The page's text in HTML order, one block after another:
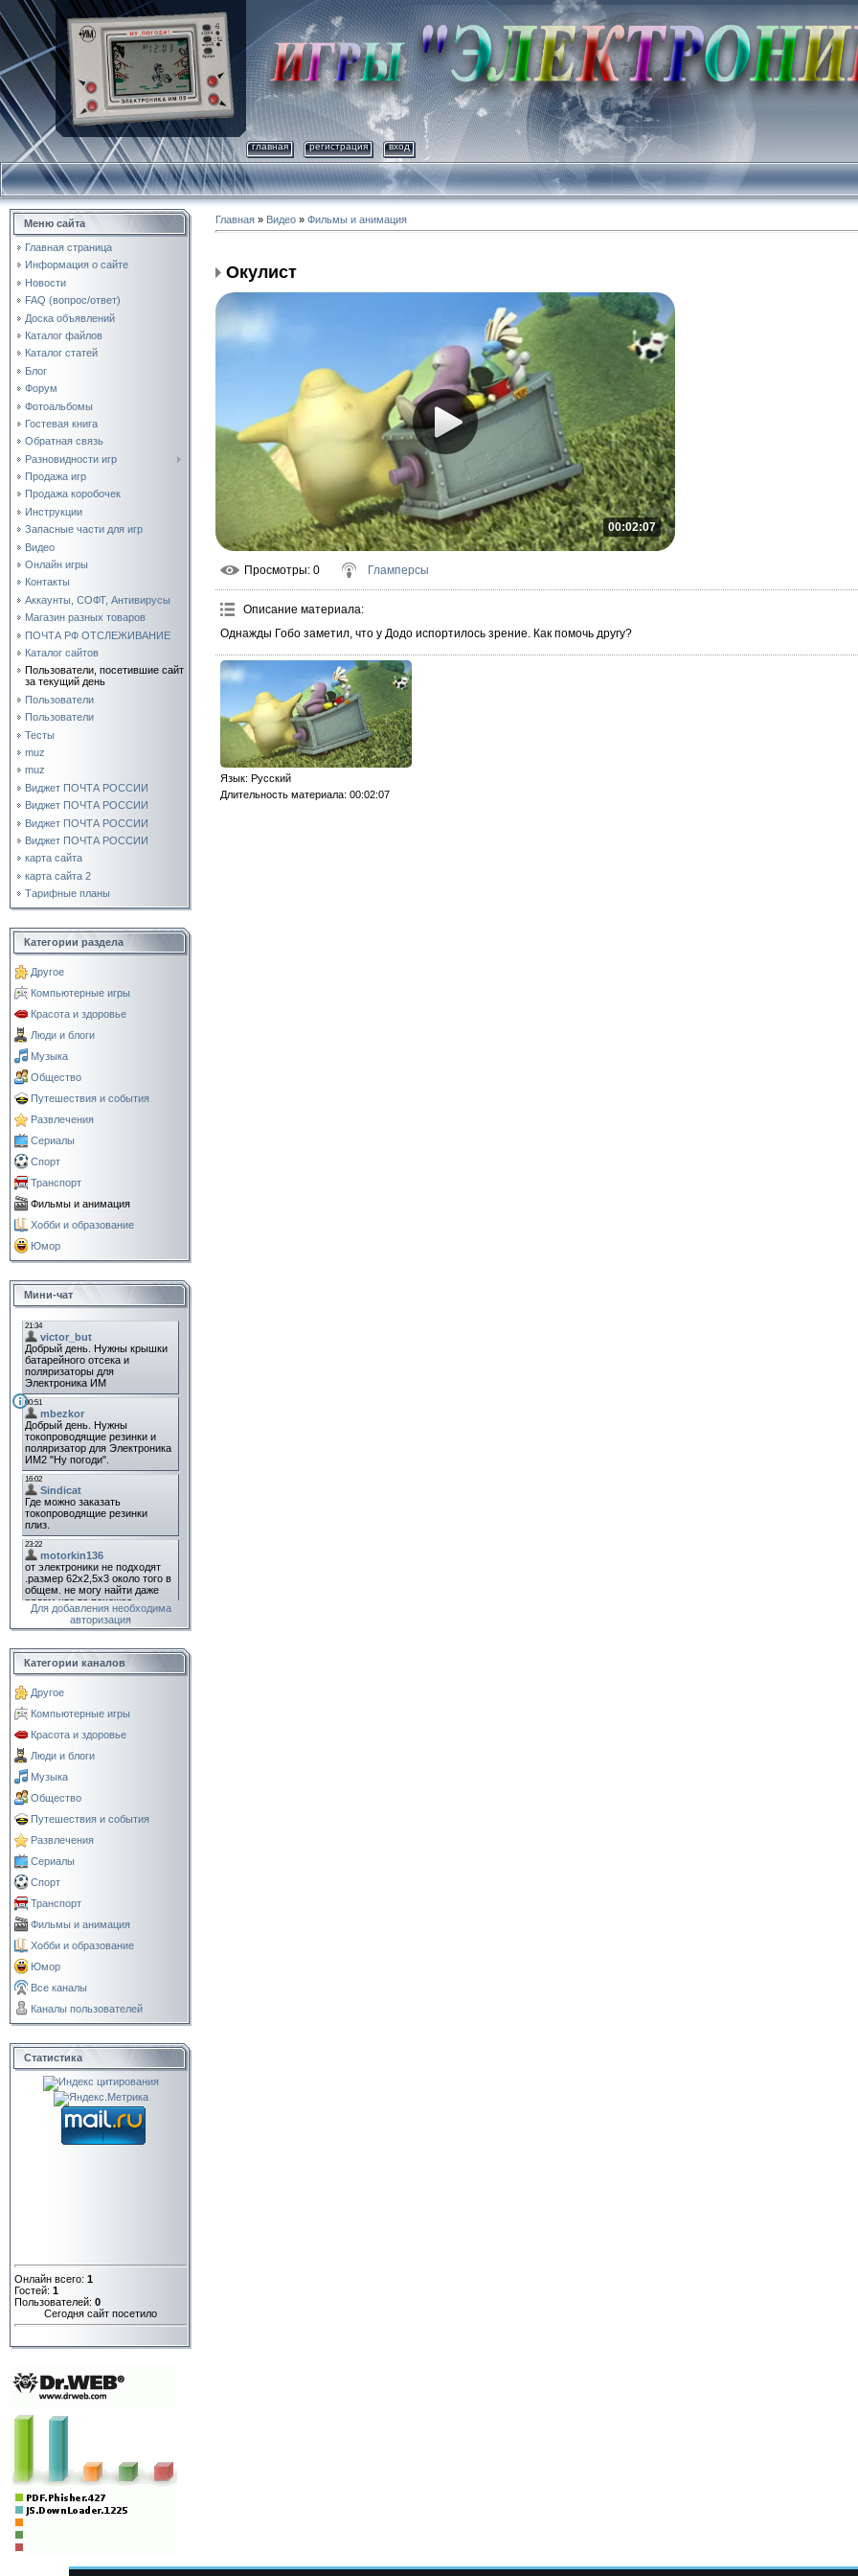
главная регистрация вход
Меню сайта
Главная страница
Информация о сайте
Новости
FAQ (вопрос/ответ)
Доска объявлений
Каталог файлов
Каталог статей
Блог
Форум
Фотоальбомы
Гостевая книга
Обратная связь
Разновидности игр
Продажа игр
Продажа коробочек
Инструкции
Запасные части для игр
Видео
Онлайн игры
Контакты
Аккаунты, СОФТ, Антивирусы
Магазин разных товаров
ПОЧТА РФ ОТСЛЕЖИВАНИЕ
Каталог сайтов
Пользователи, посетившие сайт
за текущий день
Пользователи
Пользователи
Тесты
muz
muz
Виджет ПОЧТА РОССИИ
Виджет ПОЧТА РОССИИ
Виджет ПОЧТА РОССИИ
Виджет ПОЧТА РОССИИ
карта сайта
карта сайта 2
Тарифные планы
Категории раздела
Другое
Компьютерные игры
Красота и здоровье
Люди и блоги
Музыка
Общество
Путешествия и события
Развлечения
Сериалы
Спорт
Транспорт
Фильмы и анимация
Хобби и образование
Юмор
Мини-чат
Для добавления необходима
авторизация
Категории каналов
Другое
Компьютерные игры
Красота и здоровье
Люди и блоги
Музыка
Общество
Путешествия и события
Развлечения
Сериалы
Спорт
Транспорт
Фильмы и анимация
Хобби и образование
Юмор
Все каналы
Каналы пользователей
Статистика
Онлайн всего: 1
Гостей: 1
Пользователей: 0
Сегодня сайт посетило
Главная » Видео » Фильмы и анимация
Окулист
00:02:07
Просмотры: 0 Гламперсы
Описание материала:
Однажды Гобо заметил, что у Додо испортилось зрение. Как помочь другу?
Язык: Русский
Длительность материала: 00:02:07